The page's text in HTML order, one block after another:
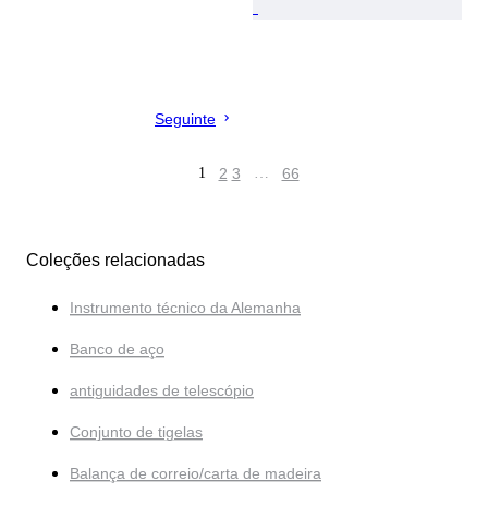
Seguinte
1 2 3 … 66
Coleções relacionadas
Instrumento técnico da Alemanha
Banco de aço
antiguidades de telescópio
Conjunto de tigelas
Balança de correio/carta de madeira